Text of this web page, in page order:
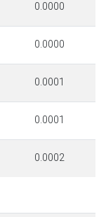
0.0000
0.0000
0.0001
0.0001
0.0002